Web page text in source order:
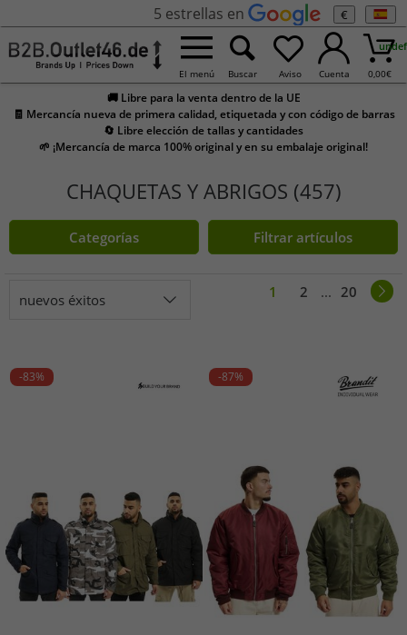
5 estrellas en €
El menú Buscar Aviso Cuenta 0,00€
🚚 Libre para la venta dentro de la UE
🧾 Mercancía nueva de primera calidad, etiquetada y con código de barras
🔄 Libre elección de tallas y cantidades
🌱 ¡Mercancía de marca 100% original y en su embalaje original!
CHAQUETAS Y ABRIGOS (457)
Categorías Filtrar artículos
nuevos éxitos 1 2 ... 20
-83% -87%